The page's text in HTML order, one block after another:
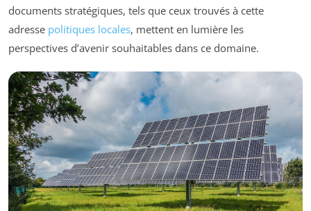
documents stratégiques, tels que ceux trouvés à cette
adresse politiques locales, mettent en lumière les
perspectives d’avenir souhaitables dans ce domaine.